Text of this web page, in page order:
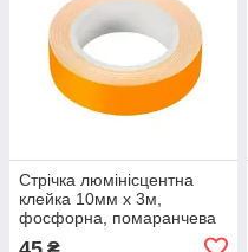
Стрічка люмінісцентна
клейка 10мм x 3м,
фосфорна, помаранчева